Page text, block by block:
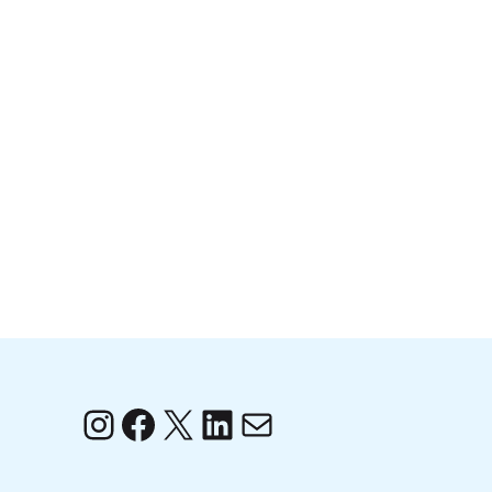
Instagram
Facebook
X LinkedIn
Correo electrónico